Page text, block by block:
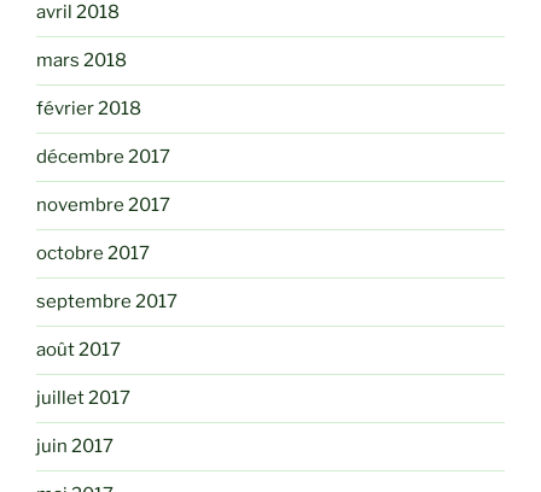
avril 2018
mars 2018
février 2018
décembre 2017
novembre 2017
octobre 2017
septembre 2017
août 2017
juillet 2017
juin 2017